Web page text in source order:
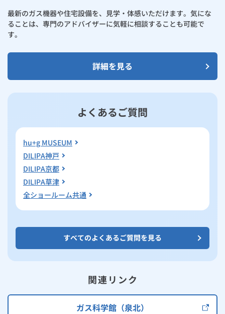
最新のガス機器や住宅設備を、見学・体感いただけます。気にな
ることは、専門のアドバイザーに気軽に相談することも可能で
す。
詳細を見る
よくあるご質問
hu+g MUSEUM
DILIPA神戸
DILIPA京都
DILIPA草津
全ショールーム共通
すべてのよくあるご質問を見る
関連リンク
ガス科学館（泉北）